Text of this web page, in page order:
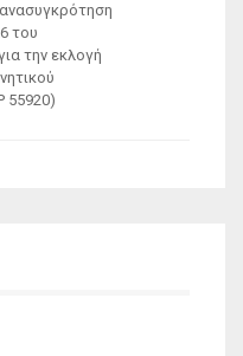
του
την εκλογή
55920)